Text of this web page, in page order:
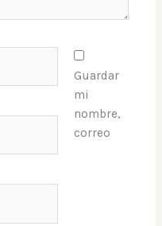
Guardar
mi
nombre,
correo